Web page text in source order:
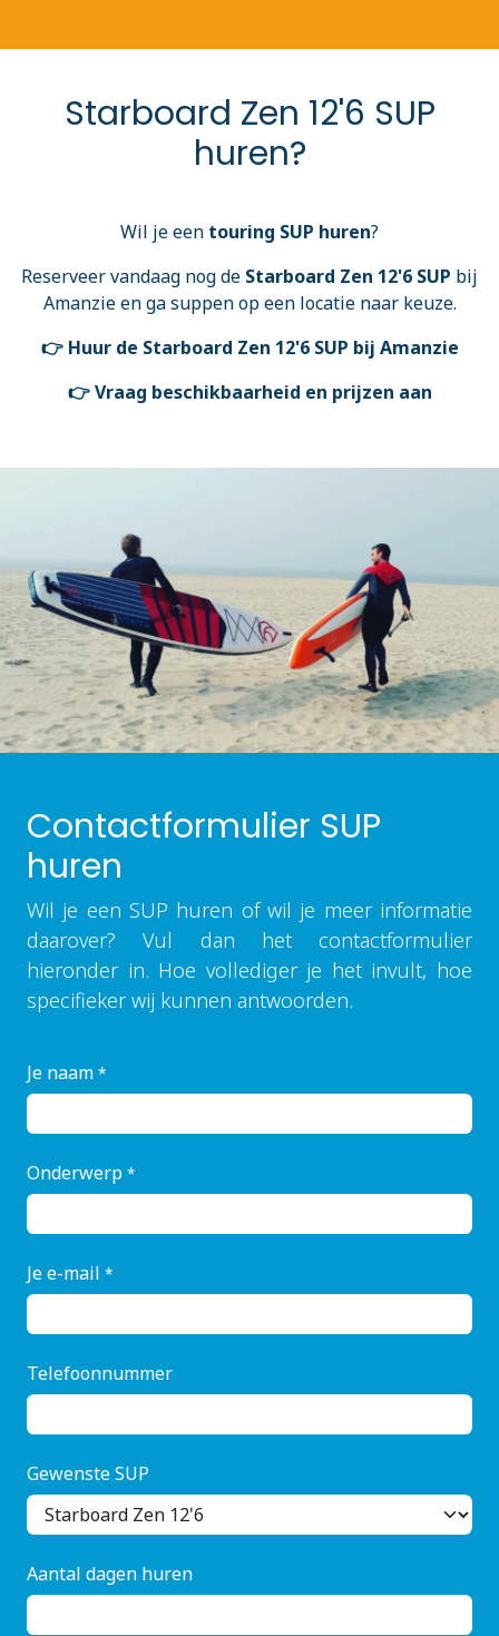
Starboard Zen 12'6 SUP
huren?
Wil je een touring SUP huren?
Reserveer vandaag nog de Starboard Zen 12'6 SUP bij
Amanzie en ga suppen op een locatie naar keuze.
👉 Huur de Starboard Zen 12'6 SUP bij Amanzie
👉 Vraag beschikbaarheid en prijzen aan
Contactformulier SUP
huren
Wil je een SUP huren of wil je meer informatie
daarover? Vul dan het contactformulier
hieronder in. Hoe vollediger je het invult, hoe
specifieker wij kunnen antwoorden.
Je naam *
Onderwerp *
Je e-mail *
Telefoonnummer
Gewenste SUP
Aantal dagen huren